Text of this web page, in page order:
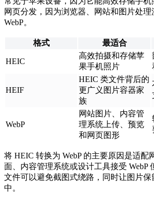
网页分发，因为浏览器、网站和图片处
WebP。
格式 最适合
HEIC
高效拍摄和存储苹
果手机照片
HEIF
HEIC 类文件背后的
更广义图片容器家
族
WebP
网站图片、内容管
理系统上传、预览
和网页图形
将 HEIC 转换为 WebP 的主要原因是适配
面、内容管理系统或设计工具接受 WebP
文件可以避免截图式绕路，同时让图片
中。